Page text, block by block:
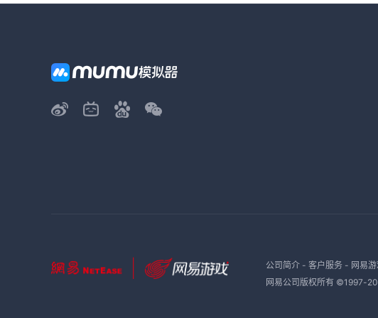
公司简介- 客户服务- 网易
网易公司版权所有 ©1997-